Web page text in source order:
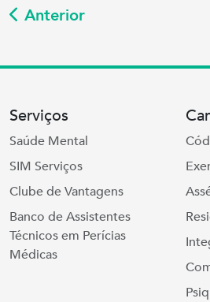
Anterior
Serviços
Saúde Mental
SIM Serviços
Clube de Vantagens
Banco de Assistentes
Técnicos em Perícias
Médicas